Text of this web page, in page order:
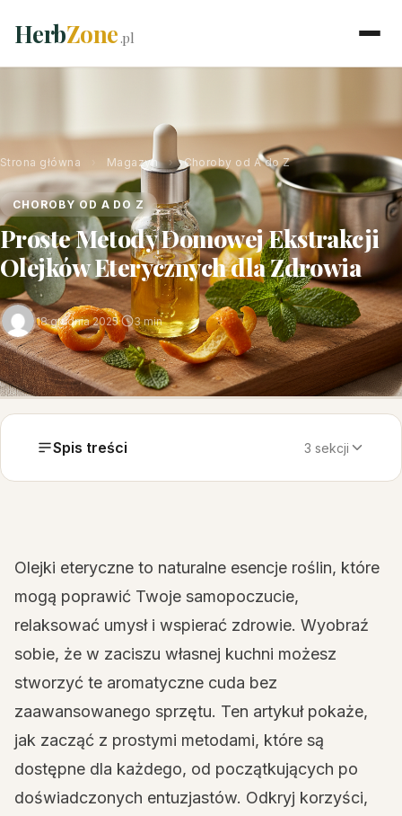
HerbZone.pl
Strona główna Magazyn › Choroby od A do Z
CHOROBY OD A DO Z
Proste Metody Domowej Ekstrakcji
Olejków Eterycznych dla Zdrowia
18 grudnia 2025· 3 min
Spis treści 3 sekcji
Olejki eteryczne to naturalne esencje roślin, które
mogą poprawić Twoje samopoczucie,
relaksować umysł i wspierać zdrowie. Wyobraź
sobie, że w zaciszu własnej kuchni możesz
stworzyć te aromatyczne cuda bez
zaawansowanego sprzętu. Ten artykuł pokaże,
jak zacząć z prostymi metodami, które są
dostępne dla każdego, od początkujących po
doświadczonych entuzjastów. Odkryj korzyści,